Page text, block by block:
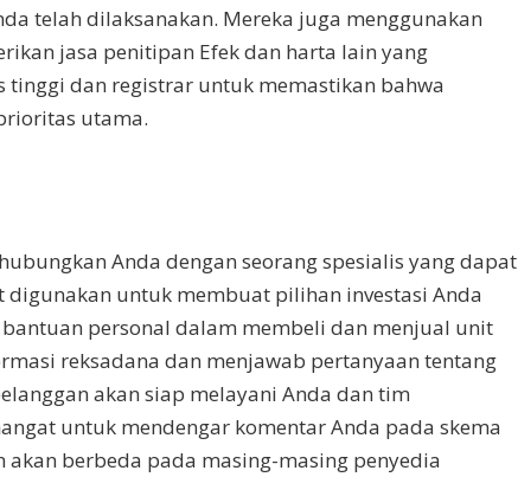
telah dilaksanakan. Mereka juga menggunakan
jasa penitipan Efek dan harta lain yang
tinggi dan registrar untuk memastikan bahwa
utama.
Anda dengan seorang spesialis yang dapat
untuk membuat pilihan investasi Anda
personal dalam membeli dan menjual unit
reksadana dan menjawab pertanyaan tentang
akan siap melayani Anda dan tim
untuk mendengar komentar Anda pada skema
berbeda pada masing-masing penyedia